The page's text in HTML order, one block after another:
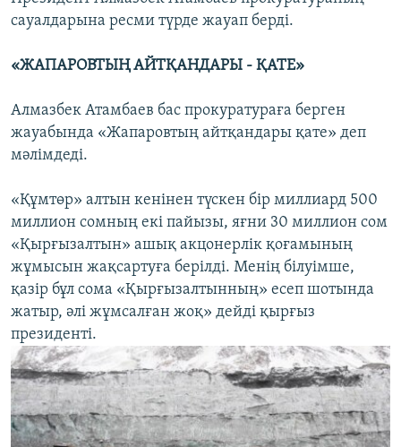
сауалдарына ресми түрде жауап берді.
«ЖАПАРОВТЫҢ АЙТҚАНДАРЫ - ҚАТЕ»
Алмазбек Атамбаев бас прокуратураға берген
жауабында «Жапаровтың айтқандары қате» деп
мәлімдеді.
«Құмтөр» алтын кенінен түскен бір миллиард 500
миллион сомның екі пайызы, яғни 30 миллион сом
«Қырғызалтын» ашық акцонерлік қоғамының
жұмысын жақсартуға берілді. Менің білуімше,
қазір бұл сома «Қырғызалтынның» есеп шотында
жатыр, әлі жұмсалған жоқ» дейді қырғыз
президенті.